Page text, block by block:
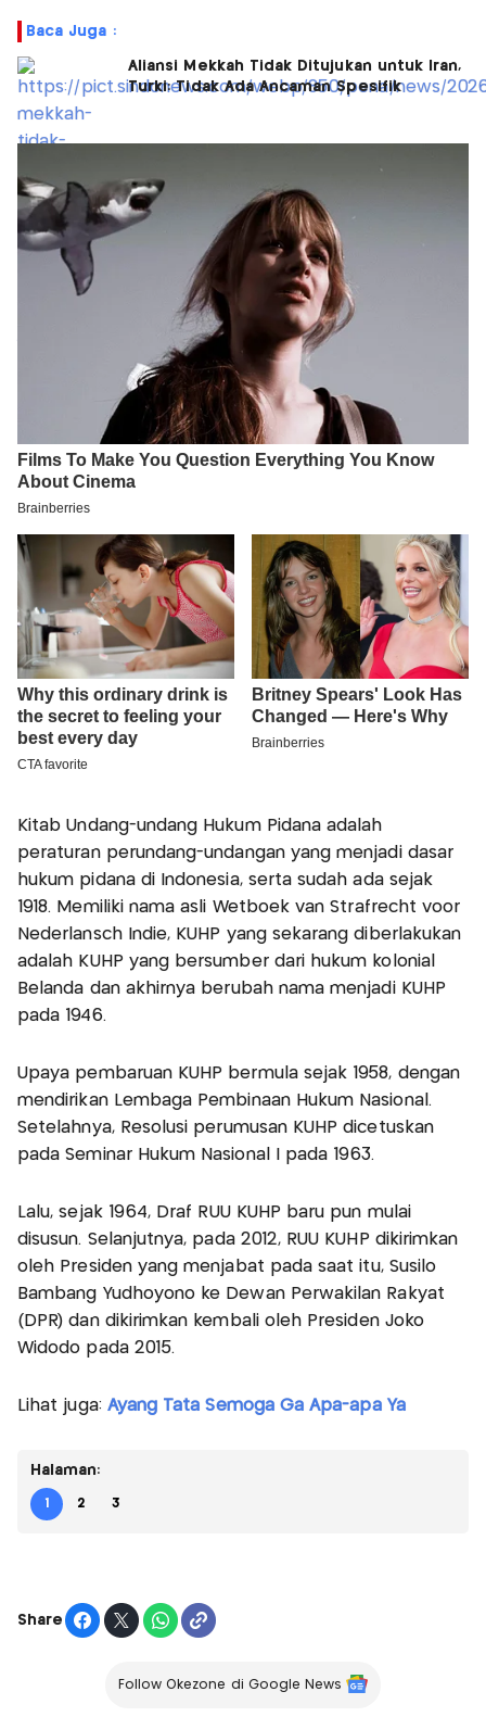
Baca Juga :
Aliansi Mekkah Tidak Ditujukan untuk Iran,
Turki: Tidak Ada Ancaman Spesifik
Kitab Undang-undang Hukum Pidana adalah
peraturan perundang-undangan yang menjadi dasar
hukum pidana di Indonesia, serta sudah ada sejak
1918. Memiliki nama asli Wetboek van Strafrecht voor
Nederlansch Indie, KUHP yang sekarang diberlakukan
adalah KUHP yang bersumber dari hukum kolonial
Belanda dan akhirnya berubah nama menjadi KUHP
pada 1946.
Upaya pembaruan KUHP bermula sejak 1958, dengan
mendirikan Lembaga Pembinaan Hukum Nasional.
Setelahnya, Resolusi perumusan KUHP dicetuskan
pada Seminar Hukum Nasional I pada 1963.
Lalu, sejak 1964, Draf RUU KUHP baru pun mulai
disusun. Selanjutnya, pada 2012, RUU KUHP dikirimkan
oleh Presiden yang menjabat pada saat itu, Susilo
Bambang Yudhoyono ke Dewan Perwakilan Rakyat
(DPR) dan dikirimkan kembali oleh Presiden Joko
Widodo pada 2015.
Lihat juga: Ayang Tata Semoga Ga Apa-apa Ya
Halaman:
1 2 3
Share
Follow Okezone di Google News